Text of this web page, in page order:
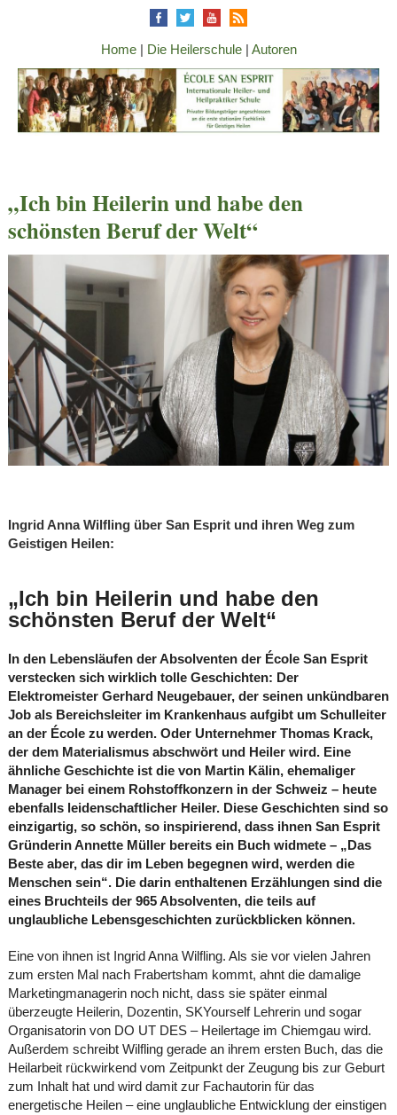
Home| Die Heilerschule| Autoren
„Ich bin Heilerin und habe den
schönsten Beruf der Welt“
Ingrid Anna Wilfling über San Esprit und ihren Weg zum
Geistigen Heilen:
„Ich bin Heilerin und habe den
schönsten Beruf der Welt“
In den Lebensläufen der Absolventen der École San Esprit
verstecken sich wirklich tolle Geschichten: Der
Elektromeister Gerhard Neugebauer, der seinen unkündbaren
Job als Bereichsleiter im Krankenhaus aufgibt um Schulleiter
an der École zu werden. Oder Unternehmer Thomas Krack,
der dem Materialismus abschwört und Heiler wird. Eine
ähnliche Geschichte ist die von Martin Kälin, ehemaliger
Manager bei einem Rohstoffkonzern in der Schweiz – heute
ebenfalls leidenschaftlicher Heiler. Diese Geschichten sind so
einzigartig, so schön, so inspirierend, dass ihnen San Esprit
Gründerin Annette Müller bereits ein Buch widmete – „Das
Beste aber, das dir im Leben begegnen wird, werden die
Menschen sein“. Die darin enthaltenen Erzählungen sind die
eines Bruchteils der 965 Absolventen, die teils auf
unglaubliche Lebensgeschichten zurückblicken können.
Eine von ihnen ist Ingrid Anna Wilfling. Als sie vor vielen Jahren
zum ersten Mal nach Frabertsham kommt, ahnt die damalige
Marketingmanagerin noch nicht, dass sie später einmal
überzeugte Heilerin, Dozentin, SKYourself Lehrerin und sogar
Organisatorin von DO UT DES – Heilertage im Chiemgau wird.
Außerdem schreibt Wilfling gerade an ihrem ersten Buch, das die
Heilarbeit rückwirkend vom Zeitpunkt der Zeugung bis zur Geburt
zum Inhalt hat und wird damit zur Fachautorin für das
energetische Heilen – eine unglaubliche Entwicklung der einstigen